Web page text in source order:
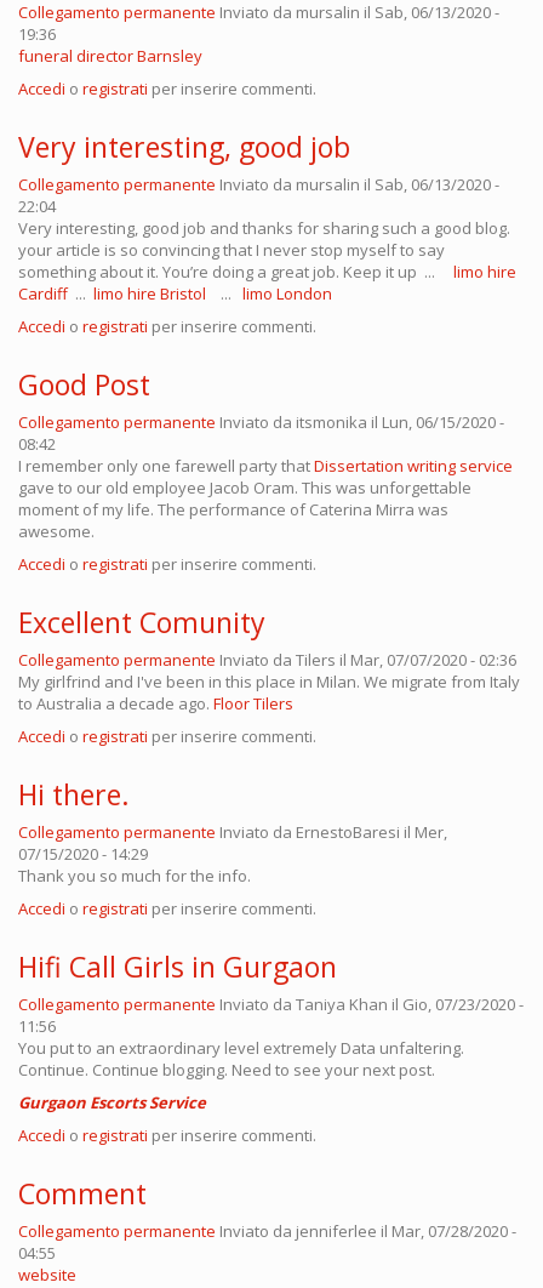
Collegamento permanente Inviato da mursalin il Sab, 06/13/2020 -
19:36
funeral director Barnsley
Accedi o registrati per inserire commenti.
Very interesting, good job
Collegamento permanente Inviato da mursalin il Sab, 06/13/2020 -
22:04
Very interesting, good job and thanks for sharing such a good blog.
your article is so convincing that I never stop myself to say
something about it. You’re doing a great job. Keep it up ... limo hire
Cardiff... limo hire Bristol ... limo London
Accedi o registrati per inserire commenti.
Good Post
Collegamento permanente Inviato da itsmonika il Lun, 06/15/2020 -
08:42
I remember only one farewell party thatDissertation writing service
gave to our old employee Jacob Oram. This was unforgettable
moment of my life. The performance of Caterina Mirra was
awesome.
Accedi o registrati per inserire commenti.
Excellent Comunity
Collegamento permanente Inviato da Tilers il Mar, 07/07/2020 - 02:36
My girlfrind and I've been in this place in Milan. We migrate from Italy
to Australia a decade ago. Floor Tilers
Accedi o registrati per inserire commenti.
Hi there.
Collegamento permanente Inviato da ErnestoBaresi il Mer,
07/15/2020 - 14:29
Thank you so much for the info.
Accedi o registrati per inserire commenti.
Hifi Call Girls in Gurgaon
Collegamento permanente Inviato da Taniya Khan il Gio, 07/23/2020 -
11:56
You put to an extraordinary level extremely Data unfaltering.
Continue. Continue blogging. Need to see your next post.
Gurgaon Escorts Service
Accedi o registrati per inserire commenti.
Comment
Collegamento permanente Inviato da jenniferlee il Mar, 07/28/2020 -
04:55
website